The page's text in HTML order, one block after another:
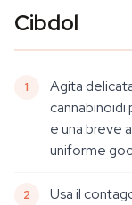
Cibdol
Agita
cannabinoidi
e una breve
uniforme
Usa il